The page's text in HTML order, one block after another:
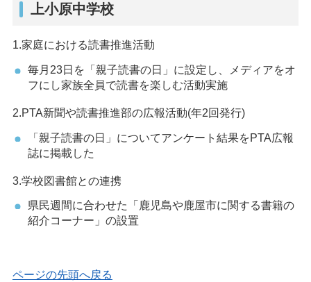
上小原中学校
1.家庭における読書推進活動
毎月23日を「親子読書の日」に設定し、メディアをオ
フにし家族全員で読書を楽しむ活動実施
2.PTA新聞や読書推進部の広報活動(年2回発行)
「親子読書の日」についてアンケート結果をPTA広報
誌に掲載した
3.学校図書館との連携
県民週間に合わせた「鹿児島や鹿屋市に関する書籍の
紹介コーナー」の設置
ページの先頭へ戻る